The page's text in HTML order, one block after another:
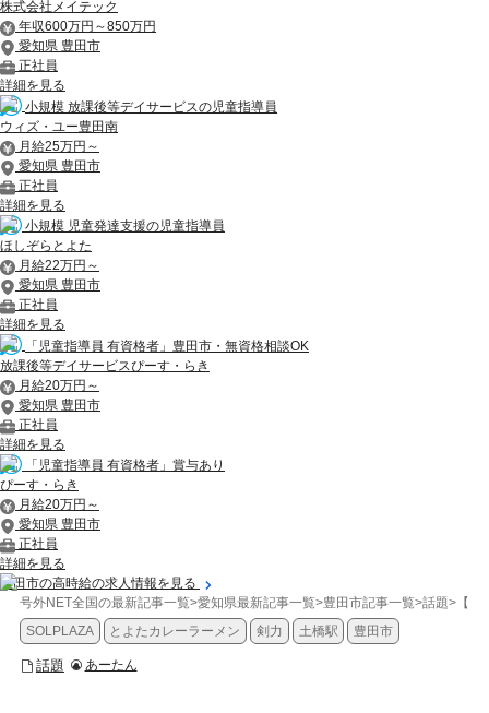
株式会社メイテック
年収600万円～850万円
愛知県 豊田市
正社員
詳細を見る
小規模 放課後等デイサービスの児童指導員
ウィズ・ユー豊田南
月給25万円～
愛知県 豊田市
正社員
詳細を見る
小規模 児童発達支援の児童指導員
ほしぞらとよた
月給22万円～
愛知県 豊田市
正社員
詳細を見る
「児童指導員 有資格者」豊田市・無資格相談OK
放課後等デイサービスぴーす・らき
月給20万円～
愛知県 豊田市
正社員
詳細を見る
「児童指導員 有資格者」賞与あり
ぴーす・らき
月給20万円～
愛知県 豊田市
正社員
詳細を見る
豊田市の高時給の求人情報を見る
号外NET全国の最新記事一覧>愛知県最新記事一覧>豊田市記事一覧>話題>【豊
SOLPLAZA
とよたカレーラーメン 剣力 土橋駅 豊田市
話題 あーたん